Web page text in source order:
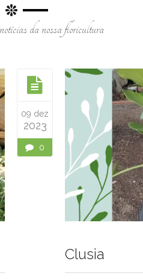
de Cetim
- Ramalhetes
da nossa floricultura
09 dez
2023
0
Clusia